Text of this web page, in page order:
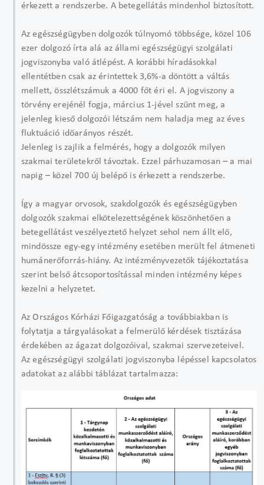
érkezett a rendszerbe. A betegellátás mindenhol biztosított.
Az egészségügyben dolgozók túlnyomó többsége, közel 106
ezer dolgozó írta alá az állami egészségügyi szolgálati
jogviszonyba való átlépést. A korábbi híradásokkal
ellentétben csak az érintettek 3,6%-a döntött a váltás
mellett, összlétszámuk a 4000 főt éri el. A jogviszony a
törvény erejénél fogja, március 1-jével szűnt meg, a
jelenleg kieső dolgozói létszám nem haladja meg az éves
fluktuáció időarányos részét.
Jelenleg is zajlik a felmérés, hogy a dolgozók milyen
szakmai területekről távoztak. Ezzel párhuzamosan – a mai
napig – közel 700 új belépő is érkezett a rendszerbe.
Így a magyar orvosok, szakdolgozók és egészségügyben
dolgozók szakmai elkötelezettségének köszönhetően a
betegellátást veszélyeztető helyzet sehol nem állt elő,
mindössze egy-egy intézmény esetében merült fel átmeneti
humánerőforrás-hiány. Az intézményvezetők tájékoztatása
szerint belső átcsoportosítással minden intézmény képes
kezelni a helyzetet.
Az Országos Kórházi Főigazgatóság a továbbiakban is
folytatja a tárgyalásokat a felmerülő kérdések tisztázása
érdekében az ágazat dolgozóival, szakmai szervezeteivel.
Az egészségügyi szolgálati jogviszonyba lépéssel kapcsolatos
adatokat az alábbi táblázat tartalmazza: